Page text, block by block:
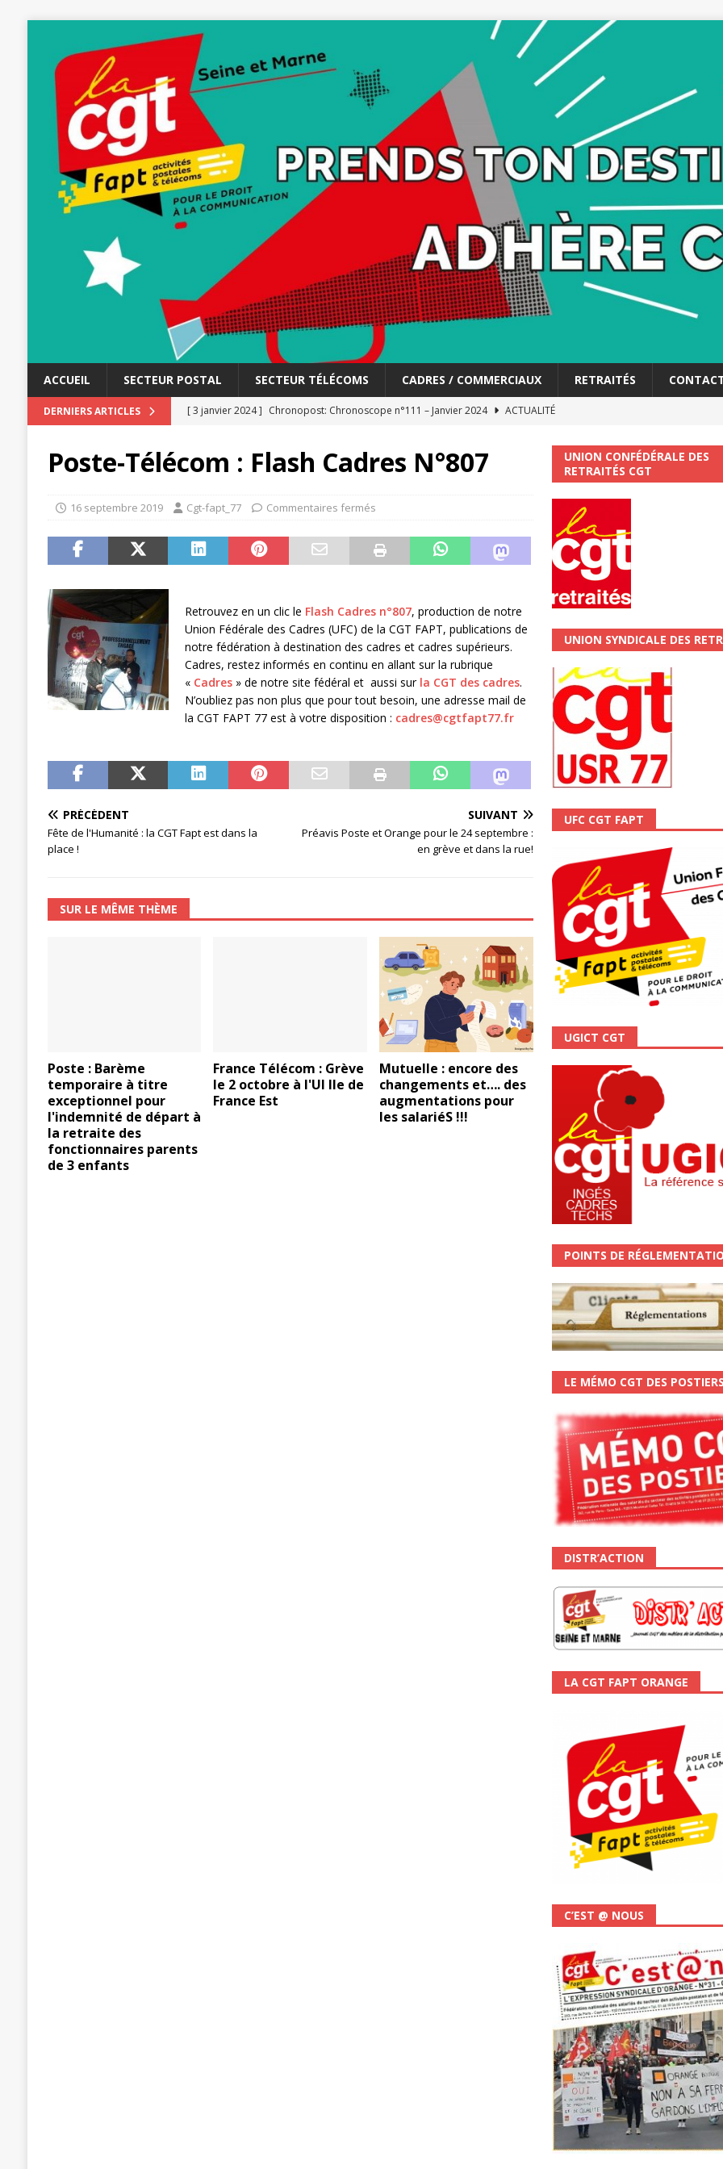
ACCUEIL SECTEUR POSTAL SECTEUR TÉLÉCOMS CADRES / COMMERCIAUX RETRAITÉS
DERNIERS ARTICLES [ 3 janvier 2024 ] Chronopost: Chronoscope n°111 – Janvier 2024
ACTUALITÉ
[ 20 novembre 2023 ]
ACTUALITÉ
[ 3 avril 2026 ] la mutuelle à la poste La CGT vous informe
[ 3 avril 2026 ] Mutuelle : encore des changements et…. des augmentations pour les salariéS !!!
La Poste -Projet de développement de la Direction Commerciale DDCE/Télévente :
SECTEUR POSTAL
[ 16 septembre 2025 ] La Poste – Activités Sociales et Culturelles : Un droit, pas un cadeau !
SECTEUR
POSTAL
[ 11 septembre 2025 ] Chronopost – ChronoScope n°126
AUTRES TRACTS
Poste-Télécom : Flash Cadres N°807
16 septembre 2019 Cgt-fapt_77 Commentaires fermés
Retrouvez en un clic le Flash Cadres n°807, production de notre
Union Fédérale des Cadres (UFC) de la CGT FAPT, publications de
notre fédération à destination des cadres et cadres supérieurs.
Cadres, restez informés en continu en allant sur la rubrique
« Cadres» de notre site fédéral et aussi sur la CGT des cadres.
N’oubliez pas non plus que pour tout besoin, une adresse mail de
la CGT FAPT 77 est à votre disposition : cadres@cgtfapt77.fr
PRÉCÉDENT
Fête de l'Humanité : la CGT Fapt est dans la
place !
SUIVANT
Préavis Poste et Orange pour le 24 septembre :
en grève et dans la rue!
SUR LE MÊME THÈME
Poste : Barème
temporaire à titre
exceptionnel pour
l'indemnité de départ à
la retraite des
fonctionnaires parents
de 3 enfants
France Télécom : Grève
le 2 octobre à l'UI Ile de
France Est
Mutuelle : encore des
changements et…. des
augmentations pour
les salariéS !!!
UNION CONFÉDÉRALE DES
RETRAITÉS CGT
UNION SYNDICALE DES
UFC CGT FAPT
UGICT CGT
POINTS DE
LE MÉMO CGT DES
DISTR’ACTION
LA CGT FAPT ORANGE
C’EST @ NOUS